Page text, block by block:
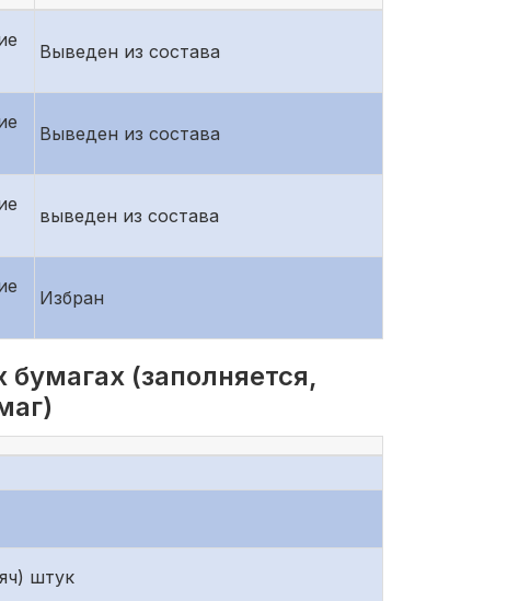
Выведен из состава
Выведен из состава
выведен из состава
Избран
(заполняется,
штук